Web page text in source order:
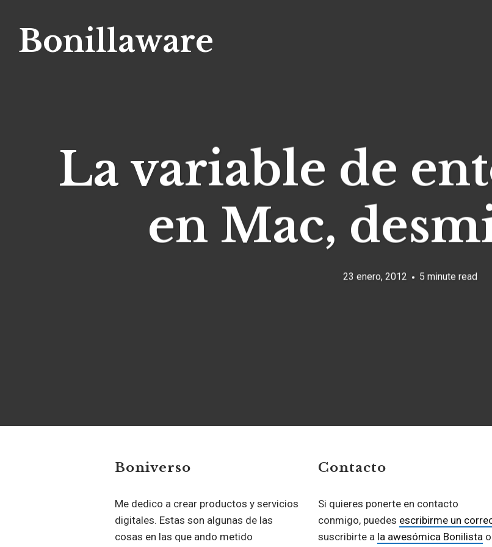
Bonillaware
La variable de
en Mac,
23 enero, 2012 5 minute read
Boniverso
Me dedico a crear productos y servicios
digitales. Estas son algunas de las
cosas en las que ando metido
Contacto
Si quieres ponerte en contacto
conmigo, puedes escribirme un
suscribirte a la awesómica Bonilista o